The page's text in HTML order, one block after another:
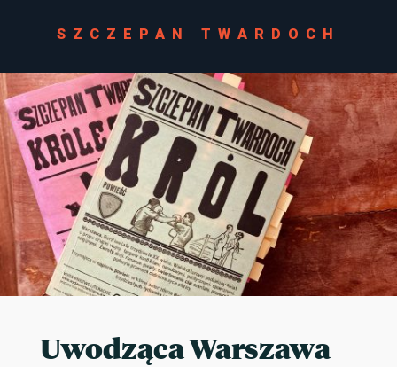
SZCZEPAN TWARDOCH
Uwodząca Warszawa